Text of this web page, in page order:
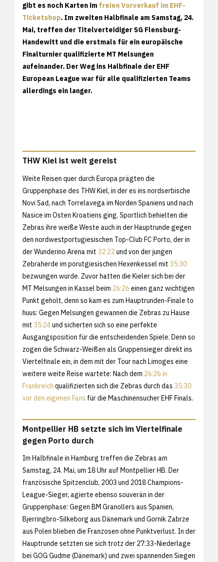
gibt es noch Karten im freien Vorverkauf im EHF-
Ticketshop. Im zweiten Halbfinale am Samstag, 24.
Mai, treffen der Titelverteidiger SG Flensburg-
Handewitt und die erstmals für ein europäische
Finalturnier qualifizierte MT Melsungen
aufeinander. Der Weg ins Halbfinale der EHF
European League war für alle qualifizierten Teams
allerdings ein langer.
THW Kiel ist weit gereist
Weite Reisen quer durch Europa prägten die
Gruppenphase des THW Kiel, in der es ins nordserbische
Novi Sad, nach Torrelavega im Norden Spaniens und nach
Nasice im Osten Kroatiens ging. Sportlich behielten die
Zebras ihre weiße Weste auch in der Hauptrunde gegen
den nordwestportugiesischen Top-Club FC Porto, der in
der Wunderino Arena mit 32:22 und von der jungen
Zebraherde im porutgiesischen Hexenkessel mit 35:30
bezwungen wurde. Zuvor hatten die Kieler sich bei der
MT Melsungen in Kassel beim 26:26 einen ganz wichtigen
Punkt geholt, denn so kam es zum Hauptrunden-Finale to
huus: Gegen Melsungen gewannen die Zebras zu Hause
mit 35:24und sicherten sich so eine perfekte
Ausgangsposition für die entscheidenden Spiele. Denn so
zogen die Schwarz-Weißen als Gruppensieger direkt ins
Viertelfinale ein, in dem mit der Tour nach Limoges eine
weitere weite Reise wartete: Nach dem 26:26 in
Frankreich qualifizierten sich die Zebras durch das 35:30
vor den eigenen Fans für die Maschinensucher EHF Finals.
Montpellier HB setzte sich im Viertelfinale
gegen Porto durch
Im Halbfinale in Hamburg treffen die Zebras am
Samstag, 24. Mai, um 18 Uhr auf Montpellier HB. Der
französische Spitzenclub, 2003 und 2018 Champions-
League-Sieger, agierte ebenso souverän in der
Gruppenphase: Gegen BM Granollers aus Spanien,
Bjerringbro-Silkeborg aus Dänemark und Gornik Zabrze
aus Polen blieben die Franzosen ohne Punktverlust. In der
Hauptrunde setzten sie sich trotz der 27:33-Niederlage
bei GOG Gudme (Dänemark) und zwei spannenden Siegen